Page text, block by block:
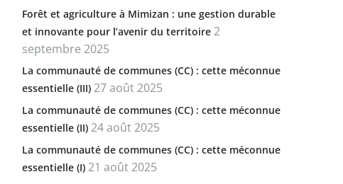
Forêt et agriculture à Mimizan : une gestion durable
et innovante pour l’avenir du territoire 2
septembre 2025
La communauté de communes (CC) : cette méconnue
essentielle (III) 27 août 2025
La communauté de communes (CC) : cette méconnue
essentielle (II) 24 août 2025
La communauté de communes (CC) : cette méconnue
essentielle (I) 21 août 2025